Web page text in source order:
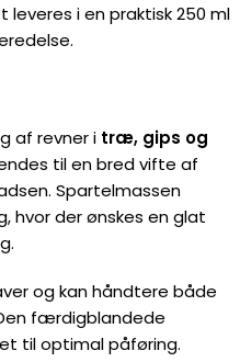
til brug uden yderligere
i træ, gips og murværk. Som
i hjemmet
som afsluttende spartellag,
inden lakering.
sikrer, at du altid får den